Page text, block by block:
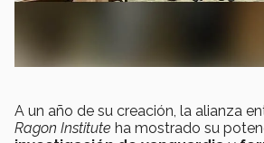
A un año de su creación, la alianza
Ragon Institute ha mostrado su